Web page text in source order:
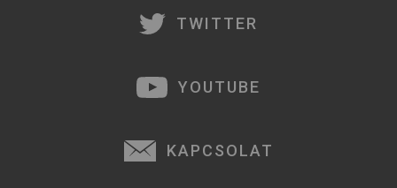
TWITTER
YOUTUBE
KAPCSOLAT